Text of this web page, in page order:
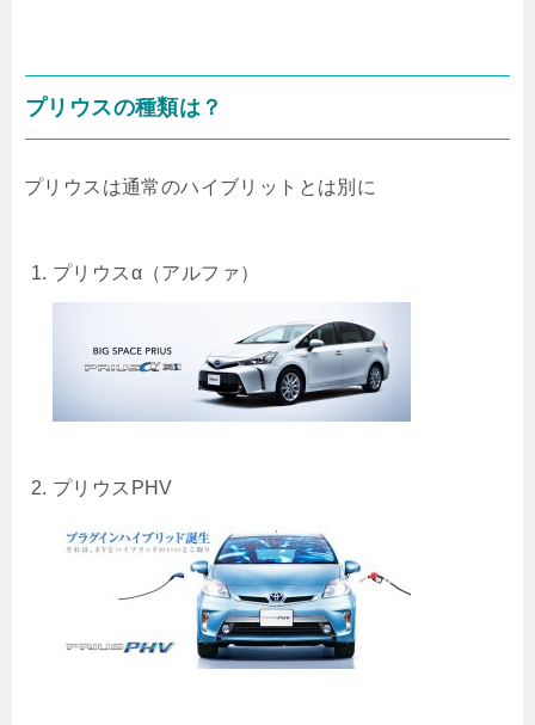
プリウスの種類は？
プリウスは通常のハイブリットとは別に
プリウスα（アルファ）
プリウスPHV